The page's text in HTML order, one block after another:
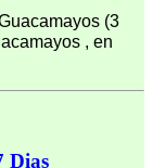
(3
, en
Dias